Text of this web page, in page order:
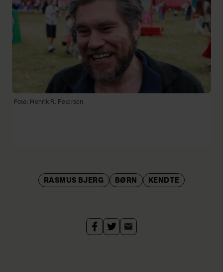
Foto: Henrik R. Petersen
RASMUS BJERG BØRN KENDTE